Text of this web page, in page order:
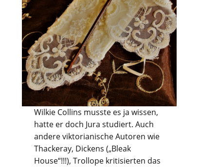
Wilkie Collins musste es ja wissen,
hatte er doch Jura studiert. Auch
andere viktorianische Autoren wie
Thackeray, Dickens („Bleak
House“!!!), Trollope kritisierten das